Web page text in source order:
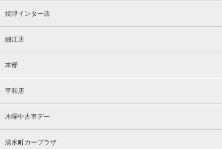
焼津インター店
細江店
本部
平和店
木曜中古車デー
清水町カープラザ